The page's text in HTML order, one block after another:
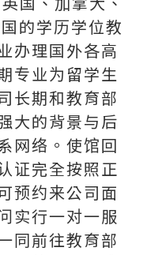
的学历学位教
办理国外各高
专业为留学生
长期和教育部
大的背景与后
网络。使馆回
证完全按照正
预约来公司面
实行一对一服
同前往教育部